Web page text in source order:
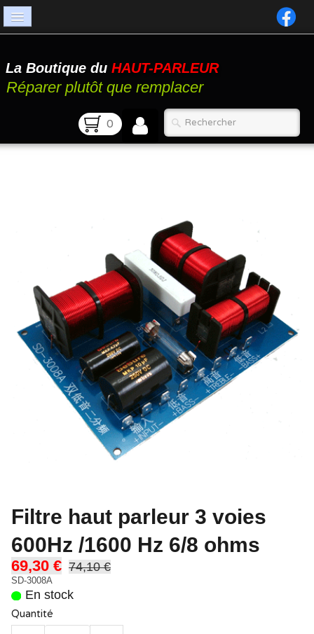
Catalogue
Atelier
La Boutique du HAUT-PARLEUR
Réparer plutôt que remplacer
0
Filtre haut parleur 3 voies
600Hz /1600 Hz 6/8 ohms
69,30 € 74,10 €
SD-3008A
En stock
Quantité